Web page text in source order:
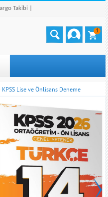
Takibi |
1
KPSS Lise ve Önlisans Deneme